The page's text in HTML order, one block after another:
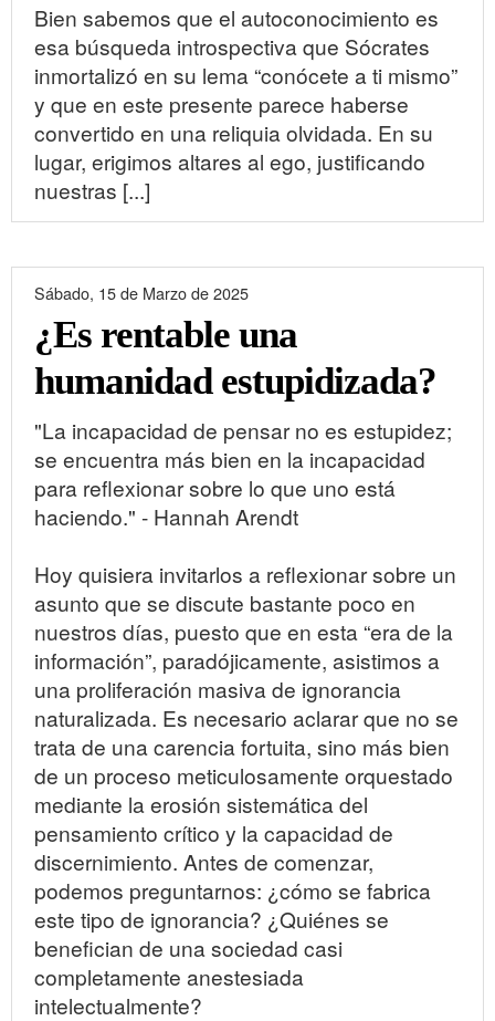
Bien sabemos que el autoconocimiento es
esa búsqueda introspectiva que Sócrates
inmortalizó en su lema “conócete a ti mismo”
y que en este presente parece haberse
convertido en una reliquia olvidada. En su
lugar, erigimos altares al ego, justificando
nuestras [...]
Sábado, 15 de Marzo de 2025
¿Es rentable una
humanidad estupidizada?
"La incapacidad de pensar no es estupidez;
se encuentra más bien en la incapacidad
para reflexionar sobre lo que uno está
haciendo." - Hannah Arendt
Hoy quisiera invitarlos a reflexionar sobre un
asunto que se discute bastante poco en
nuestros días, puesto que en esta “era de la
información”, paradójicamente, asistimos a
una proliferación masiva de ignorancia
naturalizada. Es necesario aclarar que no se
trata de una carencia fortuita, sino más bien
de un proceso meticulosamente orquestado
mediante la erosión sistemática del
pensamiento crítico y la capacidad de
discernimiento. Antes de comenzar,
podemos preguntarnos: ¿cómo se fabrica
este tipo de ignorancia? ¿Quiénes se
benefician de una sociedad casi
completamente anestesiada
intelectualmente?